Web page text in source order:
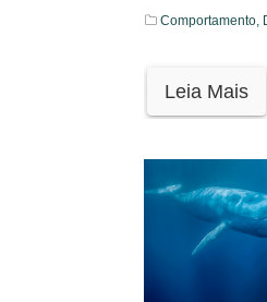
Comportamento,
Leia Mais